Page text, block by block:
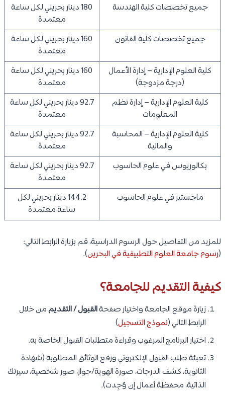
جميع تخصصات كلية الهندسة
180 دينار بحريني لكل ساعة
معتمدة
جميع تخصصات كلية القانون
160 دينار بحريني لكل ساعة
معتمدة
كلية العلوم الإدارية – إدارة الأعمال
(درجة مزدوجة)
160 دينار بحريني لكل ساعة
معتمدة
كلية العلوم الإدارية – إدارة نظم
المعلومات
92.7 دينار بحريني لكل ساعة
معتمدة
كلية العلوم الإدارية – المحاسبة
والمالية
92.7 دينار بحريني لكل ساعة
معتمدة
بكالوريوس في علوم الحاسوب
92.7 دينار بحريني لكل ساعة
معتمدة
ماجستير في علوم الحاسوب
144.2 دينار بحريني لكل
ساعة معتمدة
للمزيد من التفاصيل حول الرسوم الدراسية، قم بزيارة الرابط التالي:
(رسوم جامعة العلوم التطبيقية في البحرين).
كيفية التقديم للجامعة؟
زيارة موقع الجامعة واختيار صفحةالقبول / التقديممن خلال
الرابط التالي (نموذج التسجيل)
اختيار البرنامج المرغوب وقراءة متطلبات القبول الخاصة به.
تعبئة طلب القبول الإلكتروني ورفع الوثائق المطلوبة (شهادة
الثانوية، كشف الدرجات، صورة الهوية/جواز، صور شخصية، سيرتك
الذاتية، محفظة أعمال إن وُجِدت).